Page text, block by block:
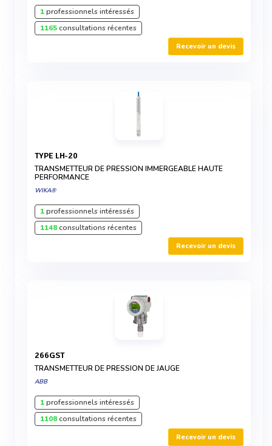
1professionnels intéressés
1165consultations récentes
Recevoir un devis
TYPE LH-20
TRANSMETTEUR DE PRESSION IMMERGEABLE HAUTE
PERFORMANCE
WIKA®
1professionnels intéressés
1148consultations récentes
Recevoir un devis
266GST
TRANSMETTEUR DE PRESSION DE JAUGE
ABB
1professionnels intéressés
1108consultations récentes
Recevoir un devis